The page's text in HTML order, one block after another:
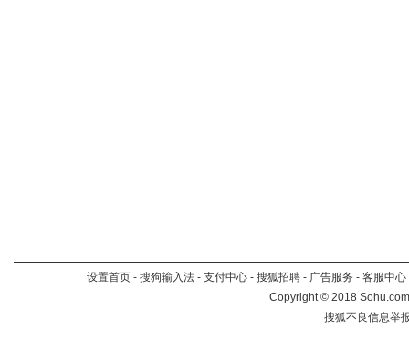
设置首页 - 搜狗输入法 - 支付中心 - 搜狐招聘 - 广告服务 - 客服中心
Copyright©2018
搜狐不良信息举